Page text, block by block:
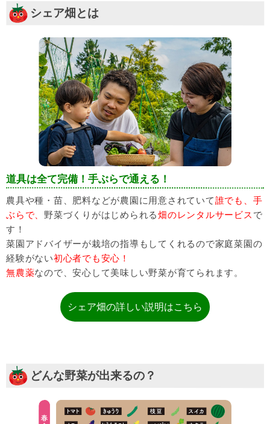
シェア畑とは
道具は全て完備！手ぶらで通える！
農具や種・苗、肥料などが農園に用意されていて誰でも、手
ぶらで、 野菜づくりがはじめられる畑のレンタルサービス で
す！
菜園アドバイザーが栽培の指導もしてくれるので家庭菜園の
経験がない初心者でも安心！
無農薬なので、安心して美味しい野菜が育てられます。
シェア畑の詳しい説明はこちら
どんな野菜が出来るの？